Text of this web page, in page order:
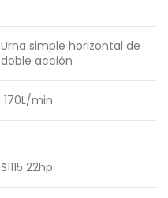
Urna simple horizontal de
doble acción
170L/min
S1115 22hp